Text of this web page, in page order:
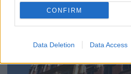
CONFIRM
Data Deletion Data Access